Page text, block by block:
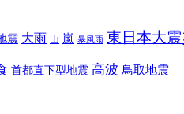
震 大雨 山 嵐 暴風雨 東日本大震
首都直下型地震 高波 鳥取地震